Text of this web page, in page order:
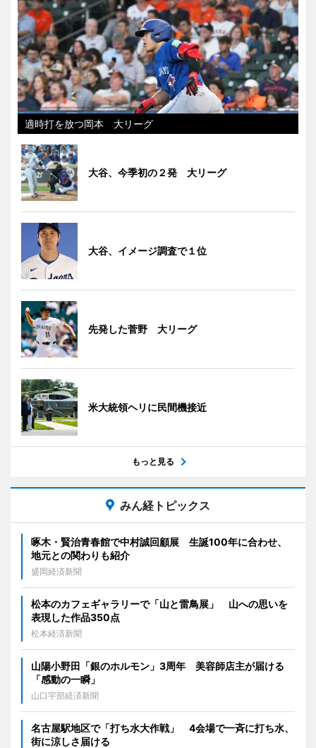
適時打を放つ岡本 大リーグ
大谷、今季初の２発 大リーグ
大谷、イメージ調査で１位
先発した菅野 大リーグ
米大統領ヘリに民間機接近
もっと見る
みん経トピックス
啄木・賢治青春館で中村誠回顧展 生誕100年に合わせ、
地元との関わりも紹介
盛岡経済新聞
松本のカフェギャラリーで「山と雷鳥展」 山への思いを
表現した作品350点
松本経済新聞
山陽小野田「銀のホルモン」3周年 美容師店主が届ける
「感動の一瞬」
山口宇部経済新聞
名古屋駅地区で「打ち水大作戦」 4会場で一斉に打ち水、
街に涼しさ届ける